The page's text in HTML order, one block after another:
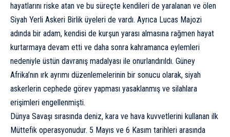
hayatlarını riske atan ve bu süreçte kendileri de yaralanan ve ölen
Siyah Yerli Askeri Birlik üyeleri de vardı. Ayrıca Lucas Majozi
adında bir adam, kendisi de kurşun yarası almasına rağmen hayat
kurtarmaya devam etti ve daha sonra kahramanca eylemleri
nedeniyle üstün davranış madalyası ile onurlandırıldı. Güney
Afrika’nın ırk ayrımı düzenlemelerinin bir sonucu olarak, siyah
askerlerin cephede görev yapması yasaklanmış ve silahlara
erişimleri engellenmişti.
Dünya Savaşı sırasında deniz, kara ve hava kuvvetlerini kullanan ilk
Müttefik operasyonudur. 5 Mayıs ve 6 Kasım tarihleri arasında